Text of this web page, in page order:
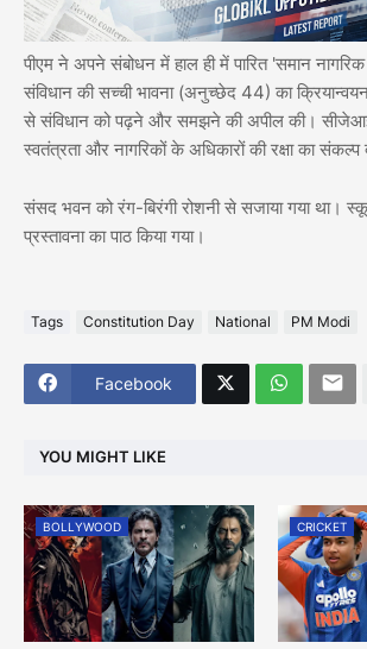
पीएम ने अपने संबोधन में हाल ही में पारित 'समान
संविधान की सच्ची भावना (अनुच्छेद 44) का
से संविधान को पढ़ने और समझने की अपील की। सीजेआई
स्वतंत्रता और नागरिकों के अधिकारों की रक्षा का संकल्प
संसद भवन को रंग-बिरंगी रोशनी से सजाया गया था।
प्रस्तावना का पाठ किया गया।
Tags Constitution Day National PM Modi
Facebook
YOU MIGHT LIKE
BOLLYWOOD CRICKET